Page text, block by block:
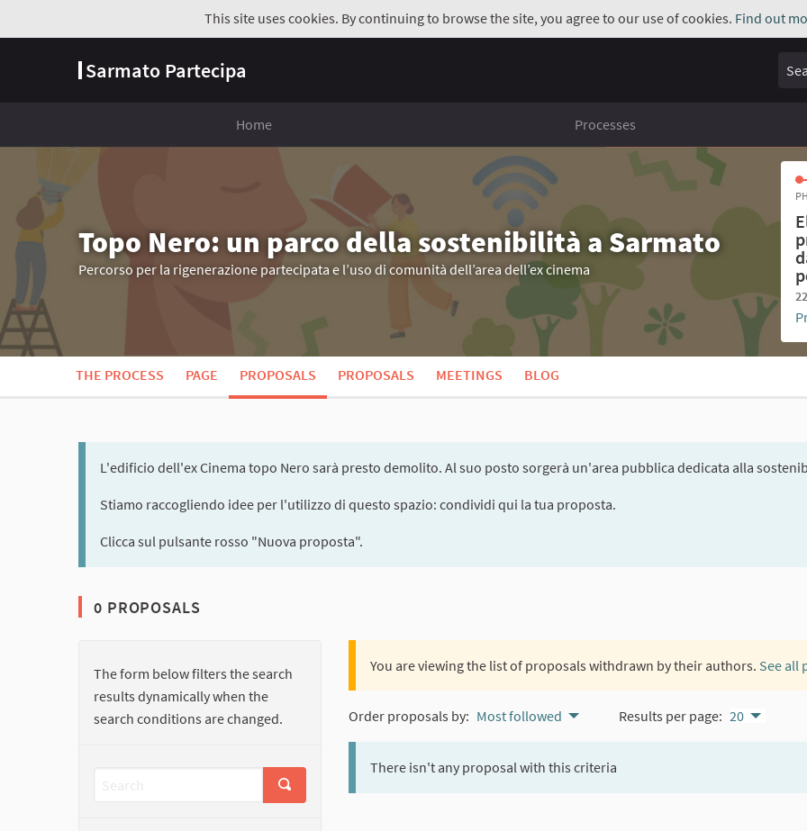
This site uses cookies. By continuing to browse the site, you agree to our use of cookies. Find out
Sarmato Partecipa Search
Home Processes
Topo Nero: un parco della sostenibilità a Sarmato
Percorso per la rigenerazione partecipata e l’uso di comunità dell’area dell’ex cinema
THE PROCESS PAGE PROPOSALS PROPOSALS MEETINGS BLOG
L'edificio dell'ex Cinema topo Nero sarà presto demolito. Al suo posto sorgerà un'area pubblica dedicata alla
Stiamo raccogliendo idee per l'utilizzo di questo spazio: condividi qui la tua proposta.
Clicca sul pulsante rosso "Nuova proposta".
0 PROPOSALS
The form below filters the search
results dynamically when the
search conditions are changed.
You are viewing the list of proposals withdrawn by their authors. See all
Order proposals by: Most followed Results per page: 20
There isn't any proposal with this criteria